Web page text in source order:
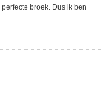
broek. Dus ik ben